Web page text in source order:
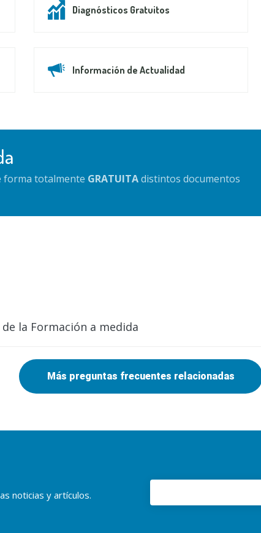
Diagnósticos Gratuitos
Información de Actualidad
forma totalmente GRATUITAdistintos documentos
la Formación a medida
Más preguntas frecuentes relacionadas
noticias y artículos.